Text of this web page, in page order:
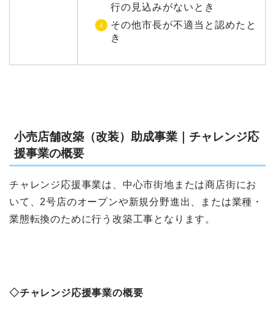
行の見込みがないとき
その他市長が不適当と認めたと
き
小売店舗改築（改装）助成事業｜チャレンジ応
援事業の概要
チャレンジ応援事業は、中心市街地または商店街にお
いて、2号店のオープンや新規分野進出、または業種・
業態転換のために行う改築工事となります。
◇チャレンジ応援事業の概要